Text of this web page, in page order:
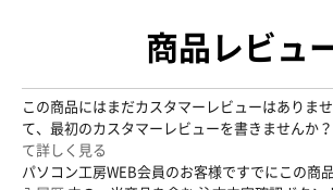
商品レビュ
この商品にはまだカスタマーレビューはありま
て、最初のカスタマーレビューを書きませんか？
て詳しく見る
パソコン工房WEB会員のお客様ですでにこの商